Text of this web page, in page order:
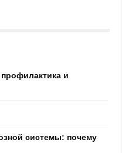
и
системы: почему